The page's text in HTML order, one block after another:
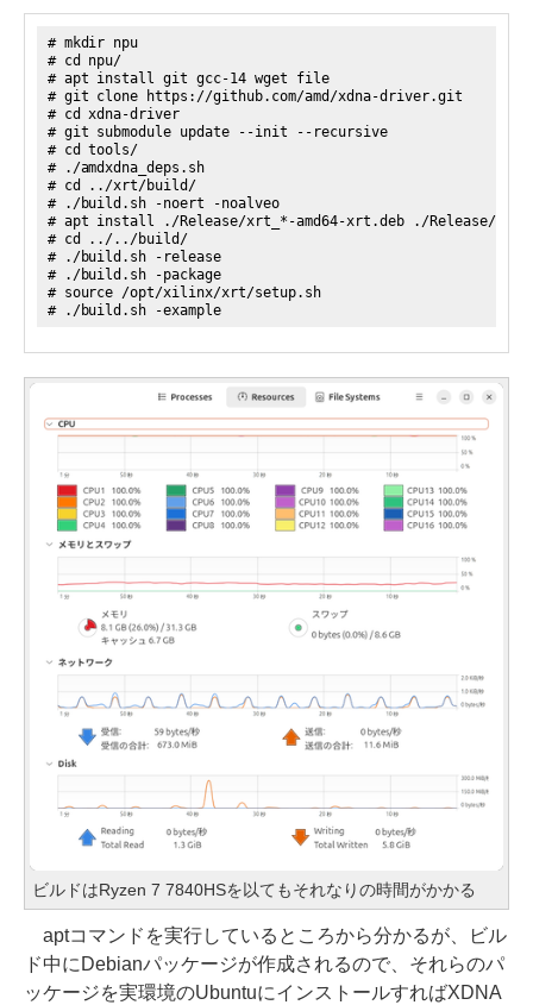
# mkdir npu
# cd npu/
# apt install git gcc-14 wget file
# git clone https://github.com/amd/xdna-driver.git
# cd xdna-driver
# git submodule update --init --recursive
# cd tools/
# ./amdxdna_deps.sh
# cd ../xrt/build/
# ./build.sh -noert -noalveo
# apt install ./Release/xrt_*-amd64-xrt.deb ./Release/
# cd ../../build/
# ./build.sh -release
# ./build.sh -package
# source /opt/xilinx/xrt/setup.sh
# ./build.sh -example
ビルドはRyzen 7 7840HSを以てもそれなりの時間がかかる
aptコマンドを実行しているところから分かるが、ビル
ド中にDebianパッケージが作成されるので、それらのパ
ッケージを実環境のUbuntuにインストールすればXDNA